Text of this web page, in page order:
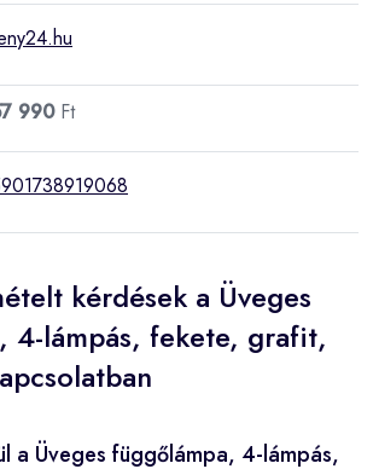
990Ft
kérdések a Üveges
4-lámpás, fekete, grafit,
a Üveges függőlámpa, 4-lámpás,